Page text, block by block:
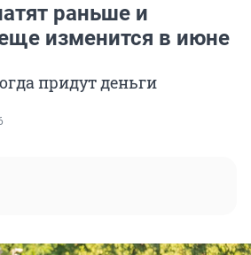
раньше и
изменится в июне
придут деньги